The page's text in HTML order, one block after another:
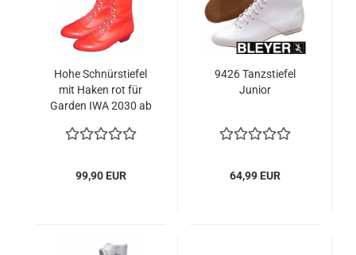
Hohe Schnürstiefel
mit Haken rot für
Garden IWA 2030 ab
99,90 EUR
9426 Tanzstiefel
Junior
64,99 EUR